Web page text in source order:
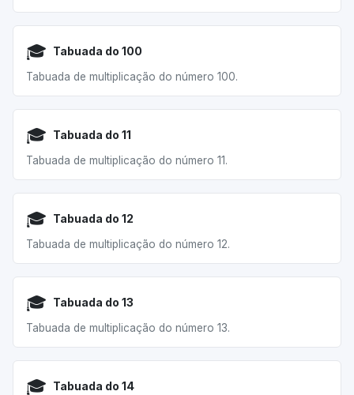
🎓 Tabuada do 100
Tabuada de multiplicação do número 100.
🎓 Tabuada do 11
Tabuada de multiplicação do número 11.
🎓 Tabuada do 12
Tabuada de multiplicação do número 12.
🎓 Tabuada do 13
Tabuada de multiplicação do número 13.
🎓 Tabuada do 14